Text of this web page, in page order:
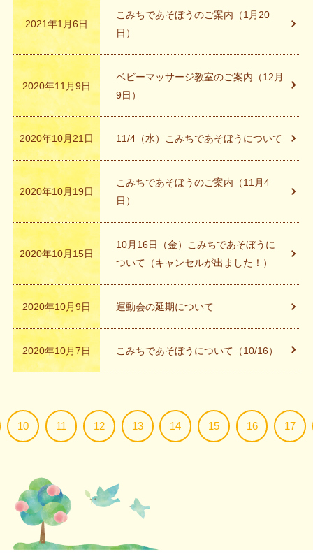
2021年1月6日
こみちであそぼうのご案内（1月20
日）
2020年11月9日
ベビーマッサージ教室のご案内（12月
9日）
2020年10月21日 11/4（水）こみちであそぼうについて
2020年10月19日
こみちであそぼうのご案内（11月4
日）
2020年10月15日
10月16日（金）こみちであそぼうに
ついて（キャンセルが出ました！）
2020年10月9日 運動会の延期について
2020年10月7日 こみちであそぼうについて（10/16）
10 11 12 13 14 15 16 17